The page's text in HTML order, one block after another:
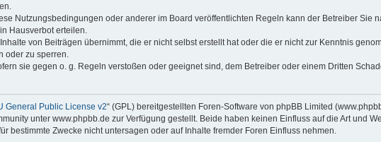
Nutzungsbedingungen oder anderer im Board veröffentlichten Regeln kann der Betreiber Sie
Hausverbot erteilen.
von Beiträgen übernimmt, die er nicht selbst erstellt hat oder die er nicht zur Kenntnis
oder zu sperren.
sie gegen o. g. Regeln verstoßen oder geeignet sind, dem Betreiber oder einem Dritten
General Public License v2“ (GPL) bereitgestellten Foren-Software von phpBB Limited
unter www.phpbb.de zur Verfügung gestellt. Beide haben keinen Einfluss auf die Art und
bestimmte Zwecke nicht untersagen oder auf Inhalte fremder Foren Einfluss nehmen.